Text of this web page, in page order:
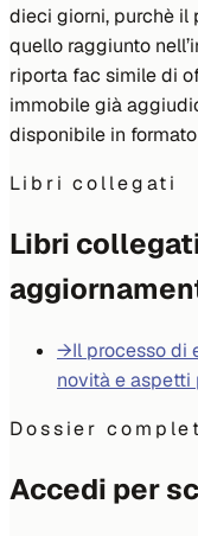
dieci giorni, purchè il
quello raggiunto
riporta fac simile di
immobile già
disponibile in
Libri collegati
Libri
→Il processo di
novità e aspetti
Dossier
Accedi per